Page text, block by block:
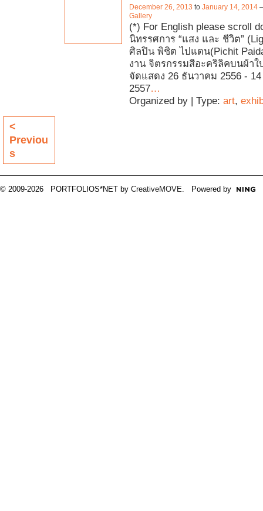
December 26, 2013 to January 14, 2014
Gallery
(*) For English please scroll
นิทรรศการ “แสง และ ชีวิต”
ศิลปิน พิชิต ไปแดน(Pichit
งาน จิตรกรรมสีอะคริลิคบนผ้าใ
จัดแสดง 26 ธันวาคม 2556 -
2557…
Organized by | Type: art,
<
Previou
s
© 2009-2026 PORTFOLIOS*NET by CreativeMOVE . Powered by